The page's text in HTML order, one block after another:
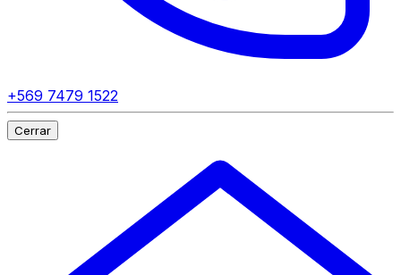
+569 7479 1522
Cerrar